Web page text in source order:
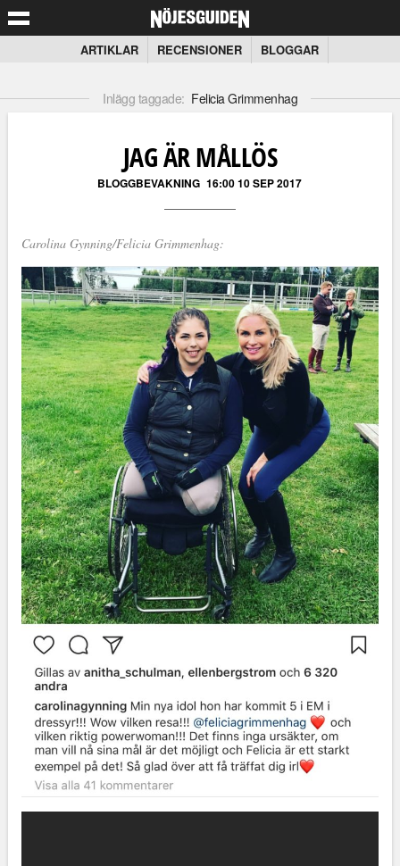
ARTIKLAR RECENSIONER BLOGGAR
Inlägg taggade: Felicia Grimmenhag
JAG ÄR MÅLLÖS
BLOGGBEVAKNING 16:00 10 SEP 2017
Carolina Gynning/Felicia Grimmenhag: